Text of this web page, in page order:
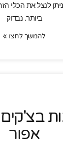
ניתן לנצל את הכלי
ביותר. נבדוק
להמשך לחצו »
אפור